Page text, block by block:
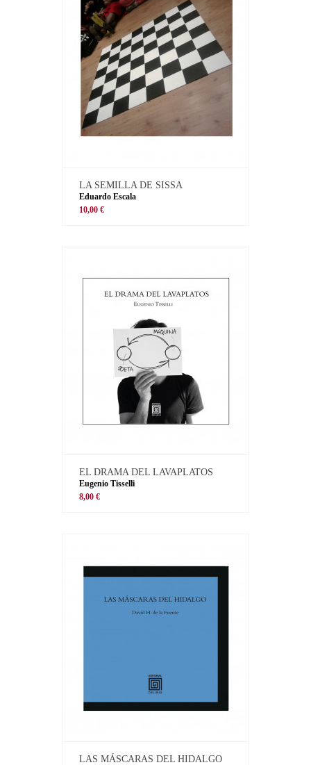
LA SEMILLA DE SISSA
Eduardo Escala
10,00 €
EL DRAMA DEL LAVAPLATOS
Eugenio Tisselli
8,00 €
LAS MÁSCARAS DEL HIDALGO